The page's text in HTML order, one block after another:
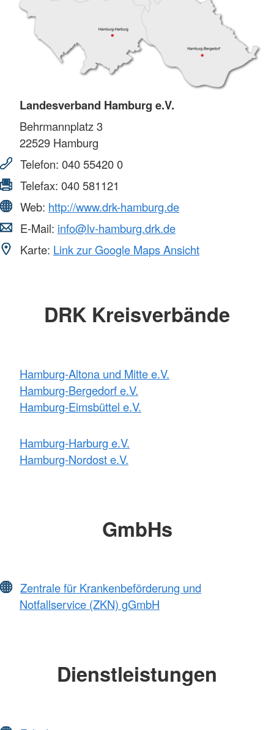
Landesverband Hamburg e.V.
Behrmannplatz 3
22529 Hamburg
Telefon: 040 55420 0
Telefax: 040 581121
Web: http://www.drk-hamburg.de
E-Mail: info@lv-hamburg.drk.de
Karte: Link zur Google Maps Ansicht
DRK Kreisverbände
Hamburg-Altona und Mitte e.V.
Hamburg-Bergedorf e.V.
Hamburg-Eimsbüttel e.V.
Hamburg-Harburg e.V.
Hamburg-Nordost e.V.
GmbHs
Zentrale für Krankenbeförderung und
Notfallservice (ZKN) gGmbH
Dienstleistungen